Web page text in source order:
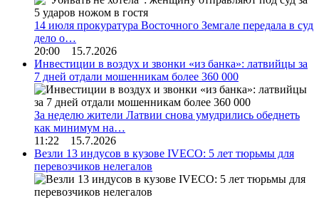
14 июля прокуратура Восточного Земгале передала в суд
дело о…
20:00 15.7.2026
Инвестиции в воздух и звонки «из банка»: латвийцы за
7 дней отдали мошенникам более 360 000
За неделю жители Латвии снова умудрились обеднеть
как минимум на…
11:22 15.7.2026
Везли 13 индусов в кузове IVECO: 5 лет тюрьмы для
перевозчиков нелегалов